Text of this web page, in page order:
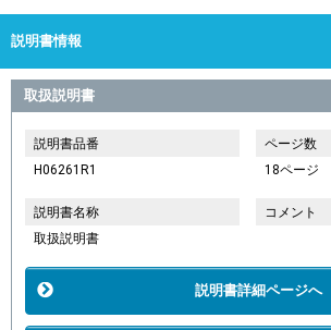
説明書情報
取扱説明書
説明書品番
H06261R1
ページ数
18ページ
説明書名称
取扱説明書
コメント
説明書詳細ページへ